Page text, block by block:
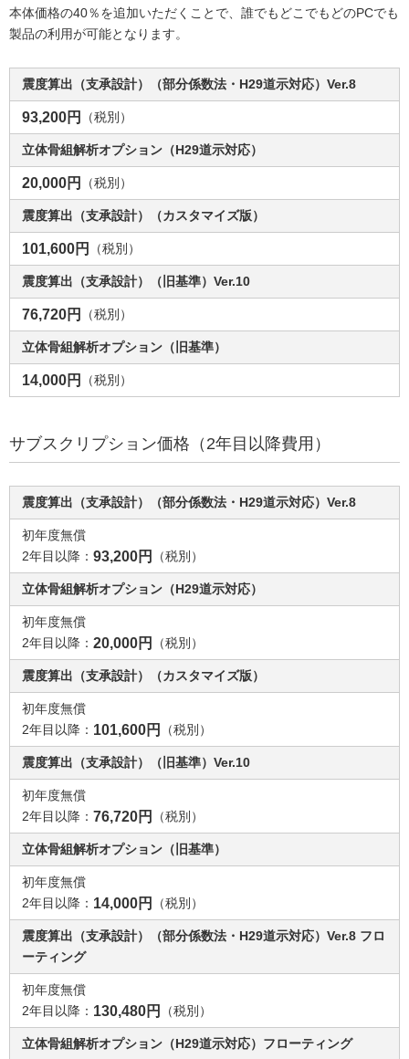
本体価格の40％を追加いただくことで、誰でもどこでもどのPCでも
製品の利用が可能となります。
震度算出（支承設計）（部分係数法・H29道示対応）Ver.8
93,200円 （税別）
立体骨組解析オプション（H29道示対応）
20,000円 （税別）
震度算出（支承設計）（カスタマイズ版）
101,600円 （税別）
震度算出（支承設計）（旧基準）Ver.10
76,720円 （税別）
立体骨組解析オプション（旧基準）
14,000円 （税別）
サブスクリプション価格（2年目以降費用）
震度算出（支承設計）（部分係数法・H29道示対応）Ver.8
初年度無償
2年目以降： 93,200円 （税別）
立体骨組解析オプション（H29道示対応）
初年度無償
2年目以降： 20,000円 （税別）
震度算出（支承設計）（カスタマイズ版）
初年度無償
2年目以降： 101,600円 （税別）
震度算出（支承設計）（旧基準）Ver.10
初年度無償
2年目以降： 76,720円 （税別）
立体骨組解析オプション（旧基準）
初年度無償
2年目以降： 14,000円 （税別）
震度算出（支承設計）（部分係数法・H29道示対応）Ver.8 フロ
ーティング
初年度無償
2年目以降： 130,480円 （税別）
立体骨組解析オプション（H29道示対応）フローティング